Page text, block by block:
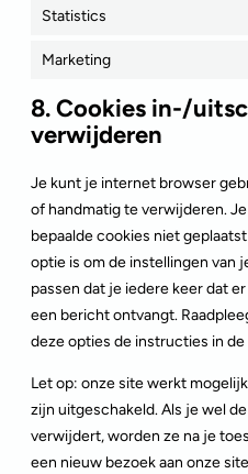
Statistics
Marketing
8. Cookies in-/
verwijderen
Je kunt je internet browser
of handmatig te verwijderen.
bepaalde cookies niet
optie is om de instellingen van
passen dat je iedere keer dat
een bericht ontvangt.
deze opties de instructies in
Let op: onze site werkt
zijn uitgeschakeld. Als je wel
verwijdert, worden ze na je
een nieuw bezoek aan onze